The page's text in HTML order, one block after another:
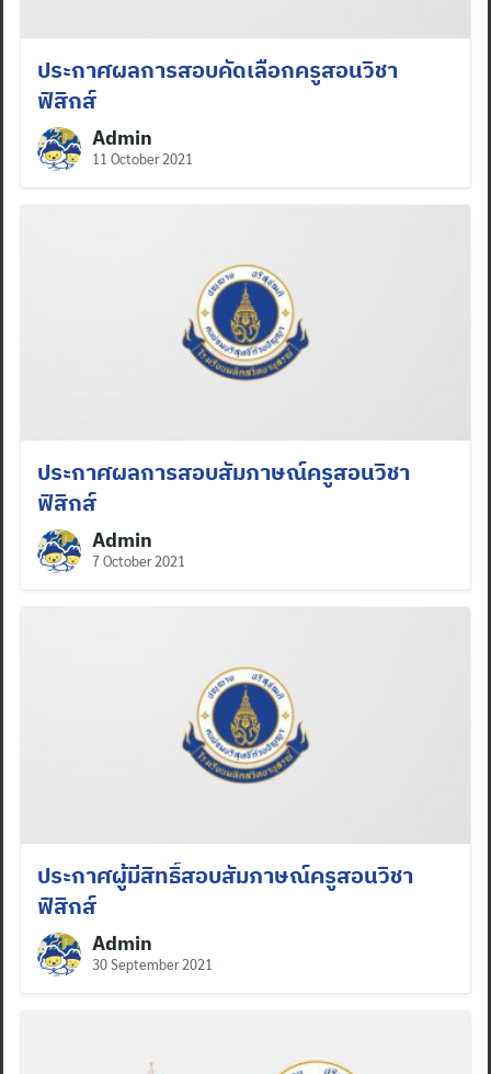
ประกาศผลการสอบคัดเลือกครูสอนวิชา
ฟิสิกส์
Admin
11 October 2021
ประกาศผลการสอบสัมภาษณ์ครูสอนวิชา
ฟิสิกส์
Admin
7 October 2021
ประกาศผู้มีสิทธิ์สอบสัมภาษณ์ครูสอนวิชา
ฟิสิกส์
Admin
30 September 2021